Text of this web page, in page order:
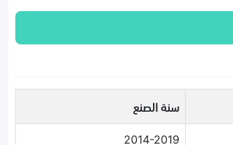
سنة الصنع
2014-2019